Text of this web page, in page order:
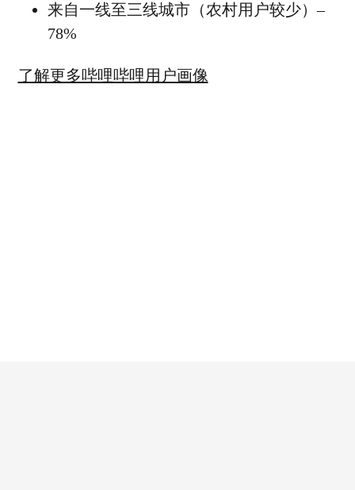
来自一线至三线城市（农村用户较少）–
78%
了解更多哔哩哔哩用户画像